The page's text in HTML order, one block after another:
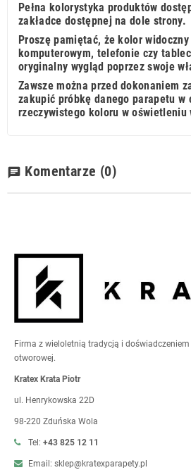
Pełna kolorystyka produktów
zakładce dostępnej na dole strony.
Proszę pamiętać, że kolor
komputerowym, telefonie czy
oryginalny wygląd poprzez swoje
Zawsze można przed dokonaniem
zakupić próbkę danego parapetu
rzeczywistego koloru w oświetleniu
chat Komentarze (0)
Firma z wieloletnią tradycją i
otworowej.
Kratex Krata Piotr
ul. Henrykowska 22D
98-220 Zduńska Wola
Tel: +43 825 12 11
Email: sklep@kratexparapety.pl